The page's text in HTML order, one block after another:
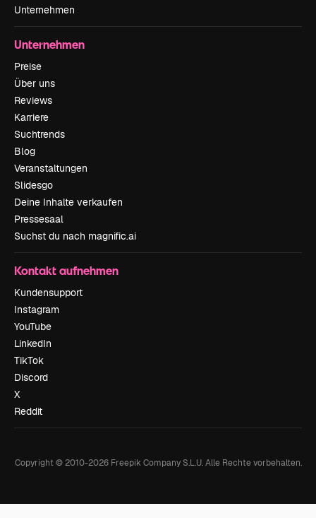
Unternehmen
Unternehmen
Preise
Über uns
Reviews
Karriere
Suchtrends
Blog
Veranstaltungen
Slidesgo
Deine Inhalte verkaufen
Pressesaal
Suchst du nach magnific.ai
Kontakt aufnehmen
Kundensupport
Instagram
YouTube
LinkedIn
TikTok
Discord
X
Reddit
Copyright © 2010-2026Freepik Company S.L.U. Alle Rechte vorbehalten.